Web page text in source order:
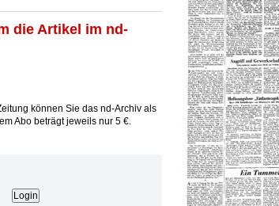
die Artikel im nd-
können Sie das nd-Archiv als
Abo beträgt jeweils nur 5 €.